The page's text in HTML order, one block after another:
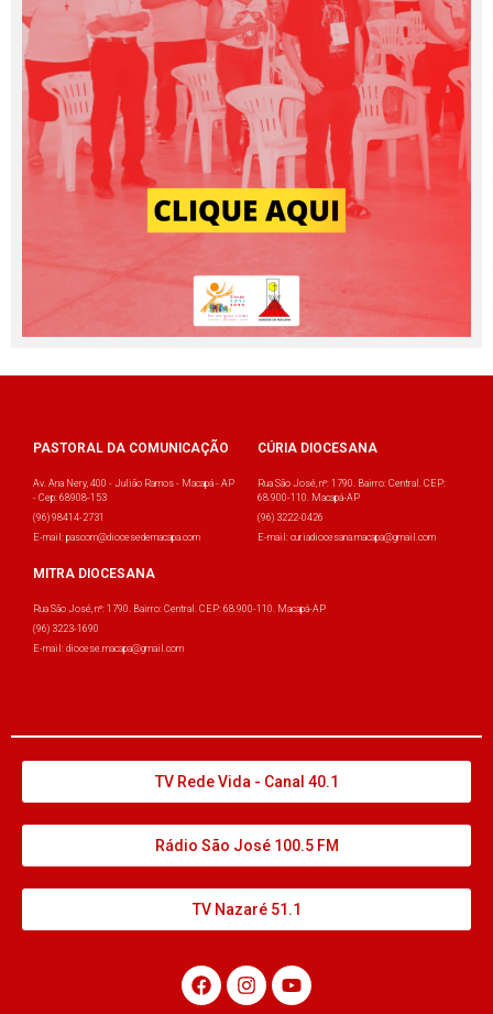
PASTORAL DA COMUNICAÇÃO
Av. Ana Nery, 400 - Julião Ramos - Macapá - AP
- Cep: 68908-153
(96) 98414-2731
E-mail: pascom@diocesedemacapa.com
CÚRIA DIOCESANA
Rua São José, nº: 1790. Bairro: Central. CEP:
68.900-110. Macapá-AP
(96) 3222-0426
E-mail: curiadiocesana.macapa@gmail.com
MITRA DIOCESANA
Rua São José, nº: 1790. Bairro: Central. CEP: 68.900-110. Macapá-AP
(96) 3223-1690
E-mail: diocese.macapa@gmail.com
TV Rede Vida - Canal 40.1
Rádio São José 100.5 FM
TV Nazaré 51.1